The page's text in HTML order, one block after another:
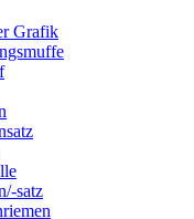
Grafik
satz